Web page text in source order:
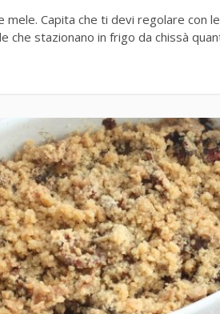
mele. Capita che ti devi regolare con
che stazionano in frigo da chissà